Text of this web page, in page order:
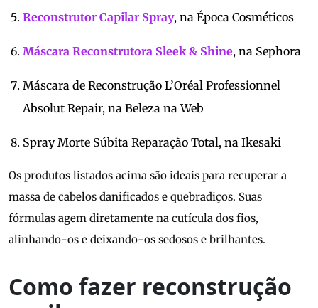
Reconstrutor Capilar Spray, na Época Cosméticos
Máscara Reconstrutora Sleek & Shine, na Sephora
Máscara de Reconstrução L’Oréal Professionnel
Absolut Repair, na Beleza na Web
Spray Morte Súbita Reparação Total, na Ikesaki
Os produtos listados acima são ideais para recuperar a
massa de cabelos danificados e quebradiços. Suas
fórmulas agem diretamente na cutícula dos fios,
alinhando-os e deixando-os sedosos e brilhantes.
Como fazer reconstrução